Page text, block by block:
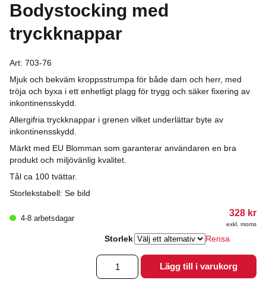
Bodystocking med
tryckknappar
Art: 703-76
Mjuk och bekväm kroppsstrumpa för både dam och herr, med
tröja och byxa i ett enhetligt plagg för trygg och säker fixering av
inkontinensskydd.
Allergifria tryckknappar i grenen vilket underlättar byte av
inkontinensskydd.
Märkt med EU Blomman som garanterar användaren en bra
produkt och miljövänlig kvalitet.
Tål ca 100 tvättar.
Storlekstabell: Se bild
4-8 arbetsdagar
328 kr
exkl. moms
Storlek Rensa
Bodystocking
tryckknappar
Lägg till i varukorg